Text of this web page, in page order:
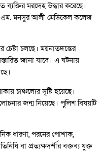
মরদেহ উদ্ধার করেছে।
এম. মনসুর আলী মেডিকেল কলেজ
চলছে। ময়নাতদন্তের
জানা যাবে। এ ঘটনায়
চাঞ্চল্যের সৃষ্টি হয়েছে।
জন্ম নিয়েছে। পুলিশ বিষয়টি
ধারণা, পরনের পোশাক,
বা প্রত্যক্ষদর্শীর বক্তব্য যুক্ত